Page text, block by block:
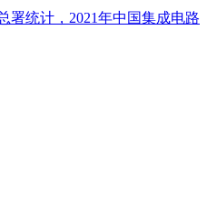
署统计，2021年中国集成电路